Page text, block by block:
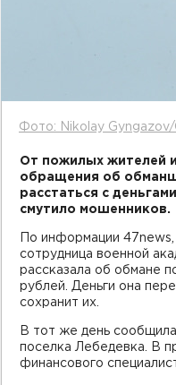
Фото: Nikolay
От пожилых жителей
обращения об
расстаться с
смутило мошенников.
По информации
сотрудница военной
рассказала об обмане
рублей. Деньги она
сохранит их.
В тот же день
поселка Лебедевка. В
финансового